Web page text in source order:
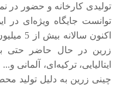
تولیدی کارخانه و حضور در
توانست جایگاه ویژه‌ای در
اکنون
زرین در حال حاضر حتی
ایتالیایی، ترکیه‌ای،
چینی زرین به دلیل تولید